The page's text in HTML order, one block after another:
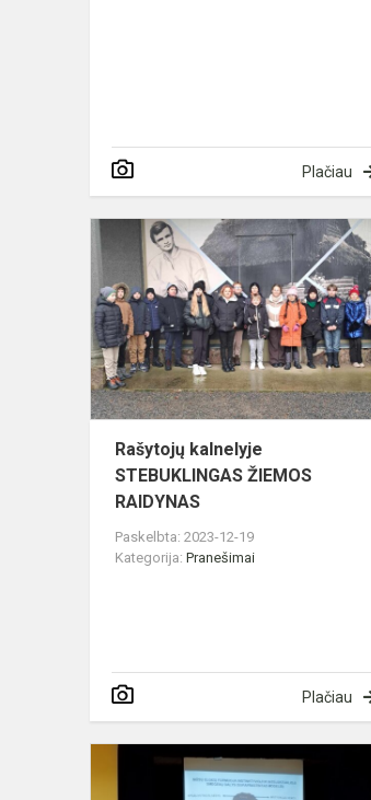
Plačiau
Rašytojų kalnelyje
STEBUKLINGAS ŽIEMOS
RAIDYNAS
Paskelbta: 2023-12-19
Kategorija: Pranešimai
Plačiau